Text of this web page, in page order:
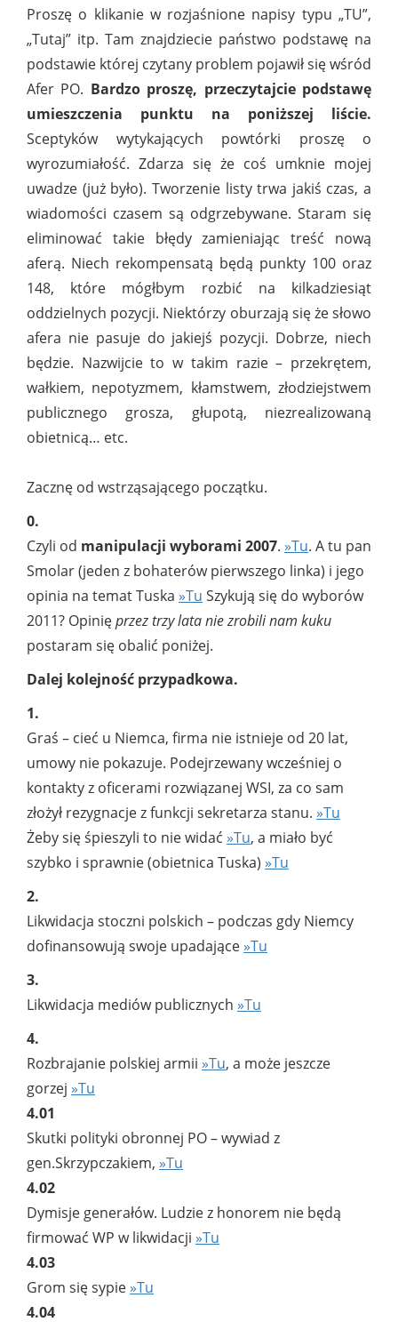
Proszę o klikanie w rozjaśnione napisy typu „TU”,
„Tutaj” itp. Tam znajdziecie państwo podstawę na
podstawie której czytany problem pojawił się wśród
Afer PO. Bardzo proszę, przeczytajcie podstawę
umieszczenia punktu na poniższej liście.
Sceptyków wytykających powtórki proszę o
wyrozumiałość. Zdarza się że coś umknie mojej
uwadze (już było). Tworzenie listy trwa jakiś czas, a
wiadomości czasem są odgrzebywane. Staram się
eliminować takie błędy zamieniając treść nową
aferą. Niech rekompensatą będą punkty 100 oraz
148, które mógłbym rozbić na kilkadziesiąt
oddzielnych pozycji. Niektórzy oburzają się że słowo
afera nie pasuje do jakiejś pozycji. Dobrze, niech
będzie. Nazwijcie to w takim razie – przekrętem,
wałkiem, nepotyzmem, kłamstwem, złodziejstwem
publicznego grosza, głupotą, niezrealizowaną
obietnicą… etc.
Zacznę od wstrząsającego początku.
0.
Czyli od manipulacji wyborami 2007. »Tu. A tu pan
Smolar (jeden z bohaterów pierwszego linka) i jego
opinia na temat Tuska »Tu Szykują się do wyborów
2011? Opinięprzez trzy lata nie zrobili nam kuku
postaram się obalić poniżej.
Dalej kolejność przypadkowa.
1.
Graś – cieć u Niemca, firma nie istnieje od 20 lat,
umowy nie pokazuje. Podejrzewany wcześniej o
kontakty z oficerami rozwiązanej WSI, za co sam
złożył rezygnacje z funkcji sekretarza stanu. »Tu
Żeby się śpieszyli to nie widać »Tu, a miało być
szybko i sprawnie (obietnica Tuska) »Tu
2.
Likwidacja stoczni polskich – podczas gdy Niemcy
dofinansowują swoje upadające»Tu
3.
Likwidacja mediów publicznych »Tu
4.
Rozbrajanie polskiej armii »Tu, a może jeszcze
gorzej »Tu
4.01
Skutki polityki obronnej PO – wywiad z
gen.Skrzypczakiem, »Tu
4.02
Dymisje generałów. Ludzie z honorem nie będą
firmować WP w likwidacji »Tu
4.03
Grom się sypie»Tu
4.04